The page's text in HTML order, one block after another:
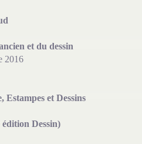
et du dessin
2016
et Dessins
Dessin)